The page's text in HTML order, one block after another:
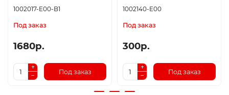
1002017-E00-B1
Под заказ
1680р.
Под заказ
1002140-E00
Под заказ
300р.
Под заказ